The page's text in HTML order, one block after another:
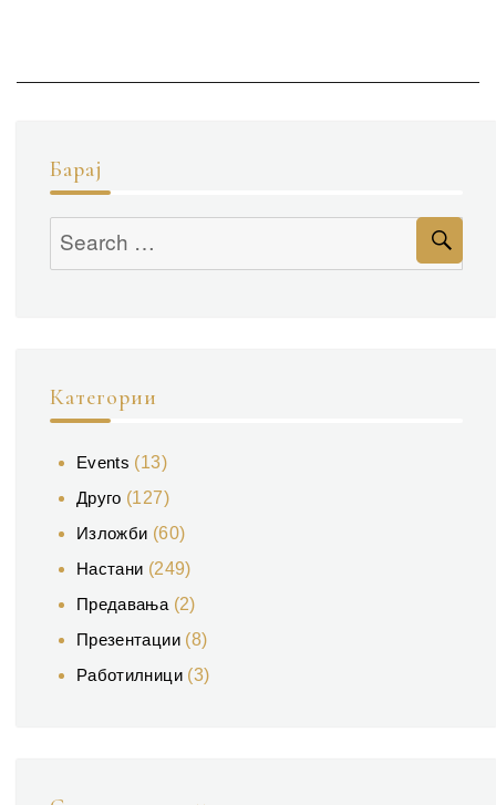
Барај
Search
Категории
Events (13)
Друго (127)
Изложби (60)
Настани (249)
Предавања (2)
Презентации(8)
Работилници(3)